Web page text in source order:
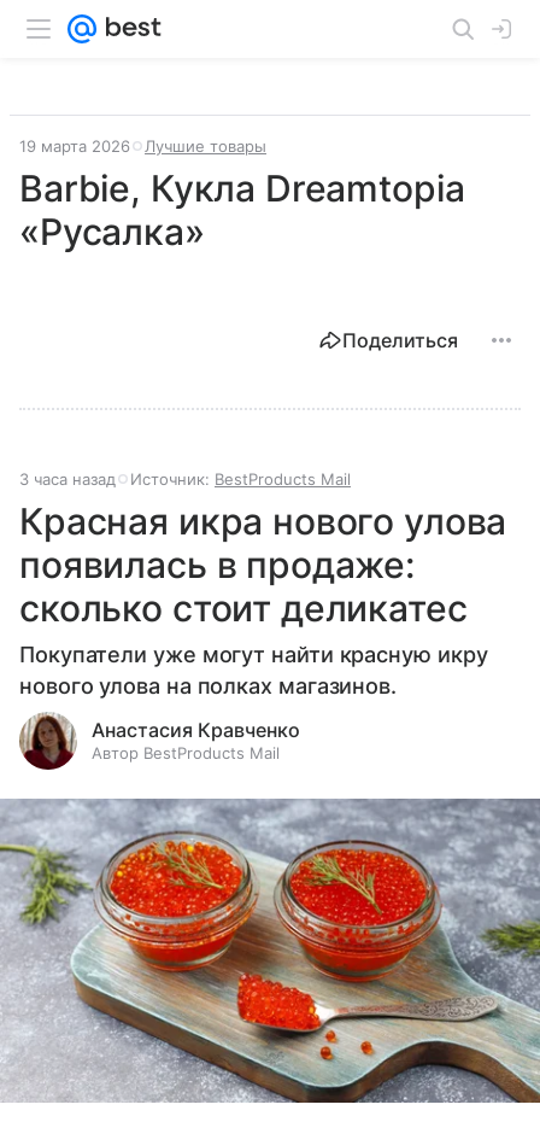
19 марта 2026 Лучшие товары
Barbie, Кукла Dreamtopia
«Русалка»
Поделиться
3 часа назад Источник: BestProducts Mail
Красная икра нового улова
появилась в продаже:
сколько стоит деликатес
Покупатели уже могут найти красную икру
нового улова на полках магазинов.
Анастасия Кравченко
Автор BestProducts Mail